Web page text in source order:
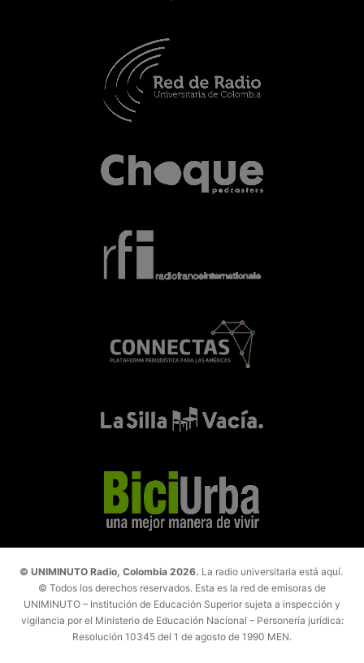
© UNIMINUTO Radio, Colombia 2026. La radio universitaria está aquí.
© Todos los derechos reservados. Esta es la red de emisoras de
UNIMINUTO – Institución de Educación Superior sujeta a inspección y
vigilancia por el Ministerio de Educación Nacional – Personería jurídica:
Resolución 10345 del 1 de agosto de 1990 MEN.